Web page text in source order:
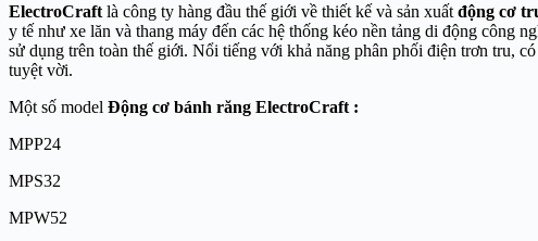
ElectroCraft là công ty hàng đầu thế giới về thiết kế và sản xuất động cơ
y tế như xe lăn và thang máy đến các hệ thống kéo nền tảng di động
sử dụng trên toàn thế giới. Nổi tiếng với khả năng phân phối điện trơn tru,
tuyệt vời.
Một số model Động cơ bánh răng ElectroCraft :
MPP24
MPS32
MPW52